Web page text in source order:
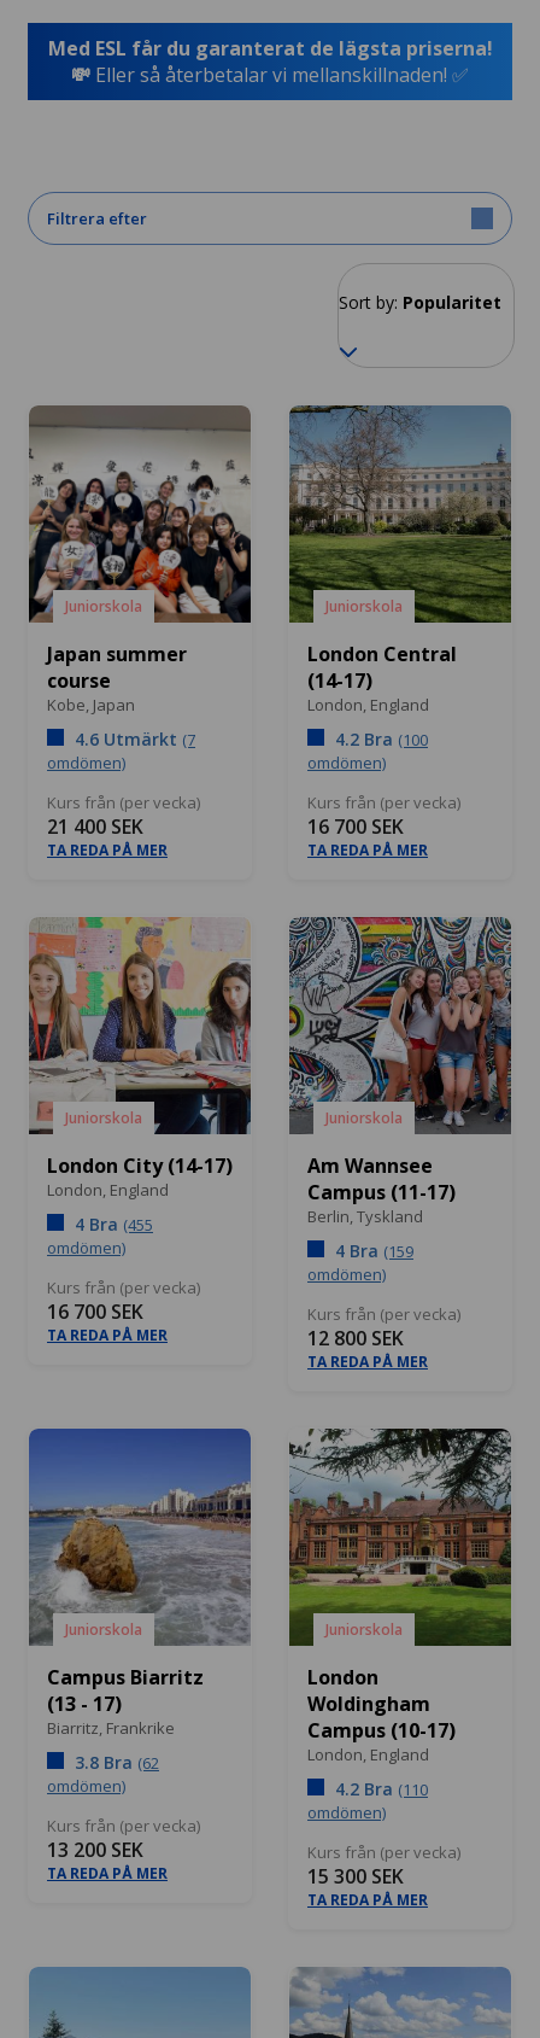
Med ESL får du garanterat de lägsta priserna!
💸 Eller så återbetalar vi mellanskillnaden! ✅
Filtrera efter
Sort by: Popularitet
Juniorskola
Japan summer
course
Kobe, Japan
4.6 Utmärkt (7
omdömen)
Kurs från (per vecka)
21 400 SEK
TA REDA PÅ MER
Juniorskola
London Central
(14-17)
London, England
4.2 Bra (100
omdömen)
Kurs från (per vecka)
16 700 SEK
TA REDA PÅ MER
Juniorskola
London City (14-17)
London, England
4 Bra (455
omdömen)
Kurs från (per vecka)
16 700 SEK
TA REDA PÅ MER
Juniorskola
Am Wannsee
Campus (11-17)
Berlin,Tyskland
4 Bra (159
omdömen)
Kurs från (per vecka)
12 800 SEK
TA REDA PÅ MER
Juniorskola
Campus Biarritz
(13 - 17)
Biarritz, Frankrike
3.8 Bra (62
omdömen)
Kurs från (per vecka)
13 200 SEK
TA REDA PÅ MER
Juniorskola
London
Woldingham
Campus (10-17)
London, England
4.2 Bra (110
omdömen)
Kurs från (per vecka)
15 300 SEK
TA REDA PÅ MER